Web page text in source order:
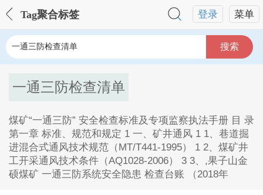
菜单
登录
Tag聚合标签
搜索
一通三防检查清单
煤矿“一通三防” 安全检查标准及专项监察执法手册 目 录
第一章 标准、规范和规定 1 一、矿井通风 1 1、巷道掘
进混合式通风技术规范（MT/T441-1995） 1 2、煤矿井
工开采通风技术条件（AQ1028-2006） 3 3、,果子山金
硕煤矿 一通三防系统安全隐患 检查台账 （2018年